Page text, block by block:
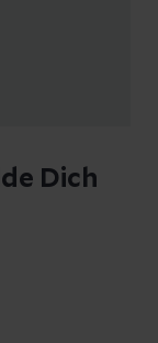
Dich